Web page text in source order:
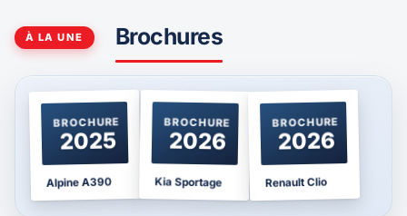
À LA UNE Brochures
BROCHURE
2025
Alpine A390
BROCHURE
2026
Kia Sportage
BROCHURE
2026
Renault Clio